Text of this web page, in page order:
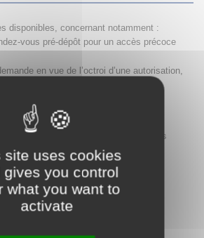
site uses cookies
gives you control
what you want to
activate
disponibles, concernant notamment :
vous pré-dépôt pour un accès précoce
en vue de l’octroi d’une autorisation,
modification ou d’un retrait d'accès
dépôt accès précoce pré-AMM
ou faire évoluer une décision d'accès